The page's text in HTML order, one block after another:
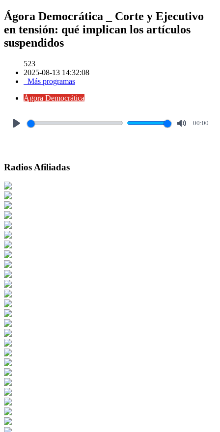
Ágora Democrática _ Corte y Ejecutivo
en tensión: qué implican los artículos
suspendidos
523
2025-08-13 14:32:08
Más programas
Ágora Democrática
00:00
Radios Afiliadas